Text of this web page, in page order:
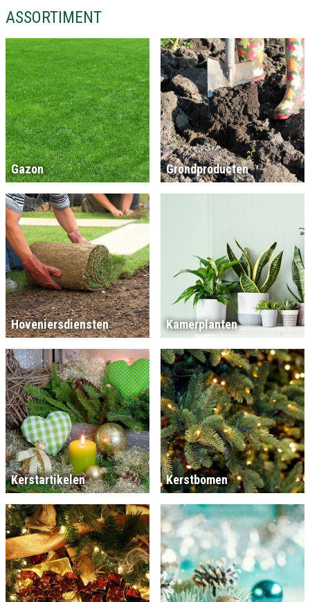
ASSORTIMENT
Gazon Grondproducten
Hoveniersdiensten Kamerplanten
Kerstartikelen Kerstbomen